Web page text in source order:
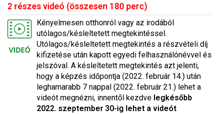
2 részes videó (összesen 180 perc)
Kényelmesen otthonról vagy az irodából
utólagos/késleltetett megtekintéssel.
Utólagos/késleltetett megtekintés a részvételi díj
kifizetése után kapott egyedi felhasználónévvel és
jelszóval. A késleltetett megtekintés azt jelenti,
hogy a képzés időpontja (2022. február 14.) után
leghamarabb 7 nappal (2022. február 21.) lehet a
videót megnézni, innentől kezdve legkésőbb
2022. szeptember 30-ig lehet a videót